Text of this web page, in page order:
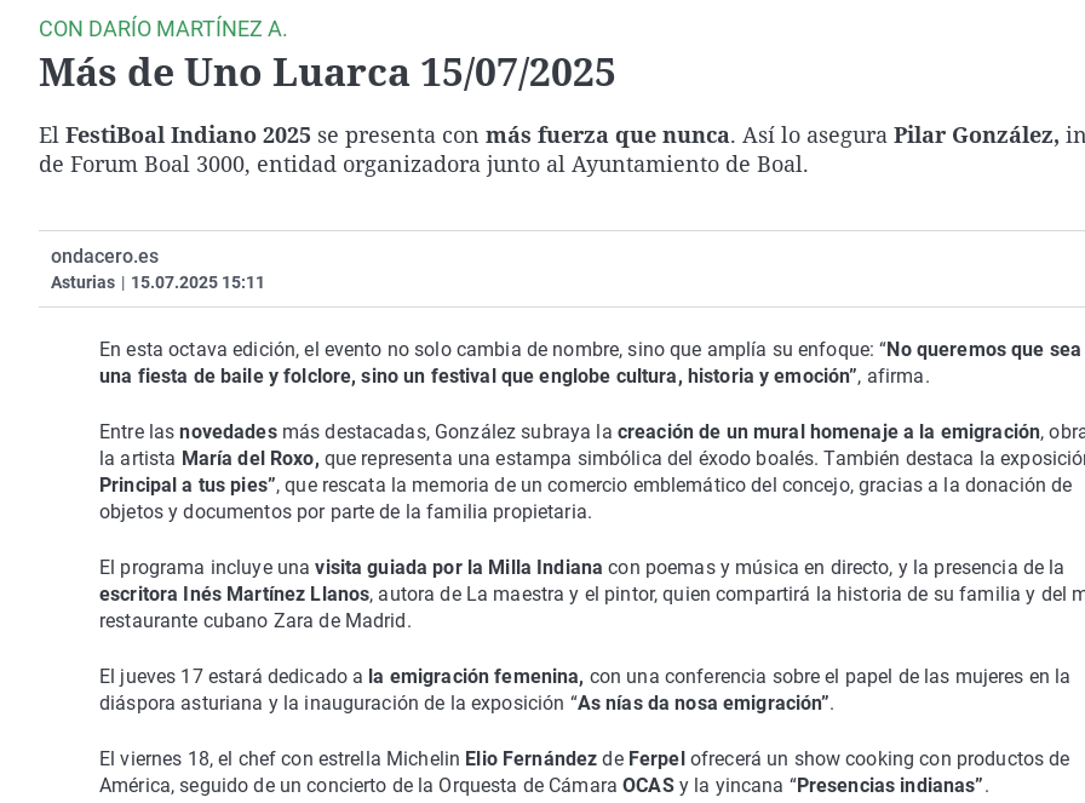
Como el perro y el
gato
Operación Viuda
Negra
Navarra
CON DARÍO MARTÍNEZ A.
Más de Uno Luarca 15/07/2025
El FestiBoal Indiano 2025 se presenta con más fuerza que nunca. Así lo asegura Pilar González,
de Forum Boal 3000, entidad organizadora junto al Ayuntamiento de Boal.
ondacero.es
Asturias | 15.07.2025 15:11
En esta octava edición, el evento no solo cambia de nombre, sino que amplía su enfoque: “No queremos que
una fiesta de baile y folclore, sino un festival que englobe cultura, historia y emoción”, afirma.
Entre lasnovedadesmás destacadas, González subraya la creación de un mural homenaje a la emigración,
la artista María del Roxo, que representa una estampa simbólica del éxodo boalés. También destaca la
Principal a tus pies”, que rescata la memoria de un comercio emblemático del concejo, gracias a la donación de
objetos y documentos por parte de la familia propietaria.
El programa incluye unavisita guiada por la Milla Indiana con poemas y música en directo, y la presencia de la
escritora Inés Martínez Llanos, autora de La maestra y el pintor, quien compartirá la historia de su familia y del
restaurante cubano Zara de Madrid.
El jueves 17 estará dedicado a la emigración femenina, con una conferencia sobre el papel de las mujeres en la
diáspora asturiana y la inauguración de la exposición “As nías da nosa emigración”.
El viernes 18, el chef con estrella Michelin Elio FernándezdeFerpel ofrecerá un show cooking con productos de
América, seguido de un concierto de la Orquesta de Cámara OCAS y la yincana “Presencias indianas”.